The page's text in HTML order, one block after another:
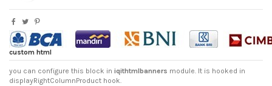
custom html
you can configure this block in iqithtmlbanners module. It is hooked in
displayRightColumnProduct hook.